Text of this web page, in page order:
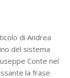
di Andrea
del sistema
Conte nel
la frase